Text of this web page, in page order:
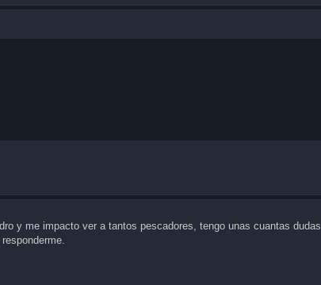
y me impacto ver a tantos pescadores, tengo unas cuantas dudas